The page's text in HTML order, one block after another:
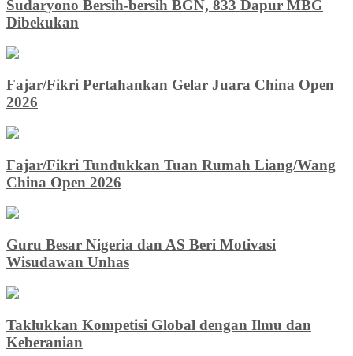
Sudaryono Bersih-bersih BGN, 833 Dapur MBG
Dibekukan
Fajar/Fikri Pertahankan Gelar Juara China Open
2026
Fajar/Fikri Tundukkan Tuan Rumah Liang/Wang
China Open 2026
Guru Besar Nigeria dan AS Beri Motivasi
Wisudawan Unhas
Taklukkan Kompetisi Global dengan Ilmu dan
Keberanian